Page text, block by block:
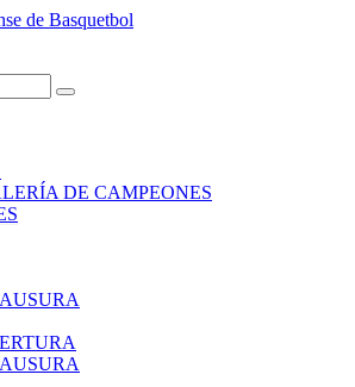
DE CAMPEONES